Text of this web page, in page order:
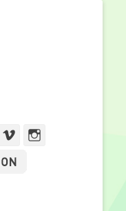
de Belgique
Vimeo